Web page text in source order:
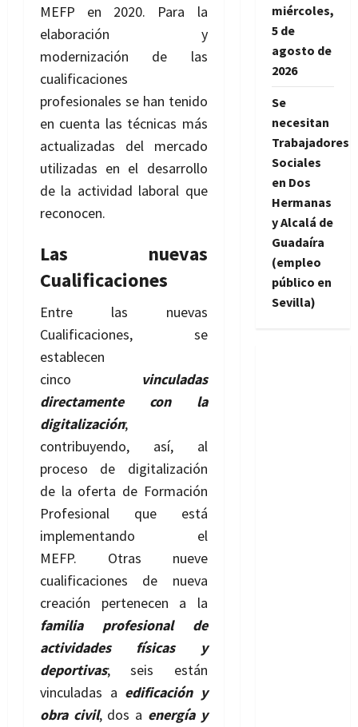
MEFP en 2020. Para la
elaboración y
modernización de las
cualificaciones
profesionales se han tenido
en cuenta las técnicas más
actualizadas del mercado
utilizadas en el desarrollo
de la actividad laboral que
reconocen.
Las nuevas
Cualificaciones
Entre las nuevas
Cualificaciones, se
establecen
cinco vinculadas
directamente con la
digitalización;
contribuyendo, así, al
proceso de digitalización
de la oferta de Formación
Profesional que está
implementando el
MEFP. Otras nueve
cualificaciones de nueva
creación pertenecen a la
familia profesional de
actividades físicas y
deportivas; seis están
vinculadas a edificación y
obra civil, dos a energía y
miércoles,
5 de
agosto de
2026
Se
necesitan
Trabajadores
Sociales
en Dos
Hermanas
y Alcalá de
Guadaíra
(empleo
público en
Sevilla)